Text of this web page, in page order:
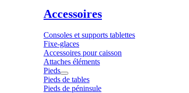
Accessoires
Consoles et supports tablettes
Fixe-glaces
Accessoires pour caisson
Attaches éléments
Pieds
Pieds de tables
Pieds de péninsule